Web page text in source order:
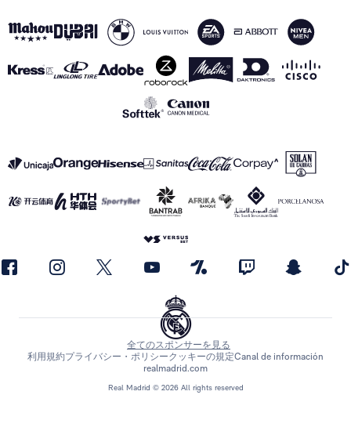
Real Madrid © 2026 All rights reserved
全てのスポンサーを見る
利用規約プライバシー・ポリシークッキーの規定Canal de información
realmadrid.com